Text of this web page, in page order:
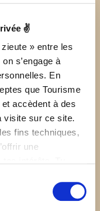
✌
» entre les
s’engage à
En
que Tourisme
accèdent à des
visite sur ce site.
fins techniques,
une
Que ça soit
en tête-à-tête,
prendre
le Rouge Vin est
l’Île Saint-Quentin,